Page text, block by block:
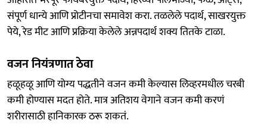
संपूर्ण धान्ये आणि प्रोटीनचा समावेश करा. तळलेले पदार्थ, साखरयुक्त
पेये, रेड मीट आणि प्रक्रिया केलेले अन्नपदार्थ शक्य तितके टाळा.
वजन नियंत्रणात ठेवा
हळूहळू आणि योग्य पद्धतीने वजन कमी केल्यास लिव्हरमधील चरबी
कमी होण्यास मदत होते. मात्र अतिशय वेगाने वजन कमी करणं
शरीरासाठी हानिकारक ठरू शकतं.